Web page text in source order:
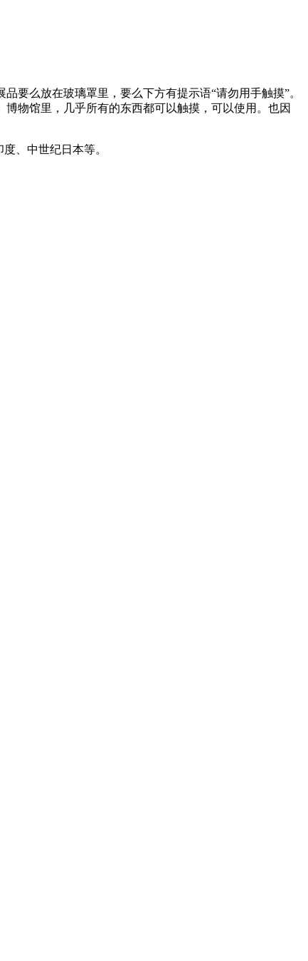
要么放在玻璃罩里，要么下方有提示语“请勿用手触摸”。
物馆里，几乎所有的东西都可以触摸，可以使用。也因
、中世纪日本等。